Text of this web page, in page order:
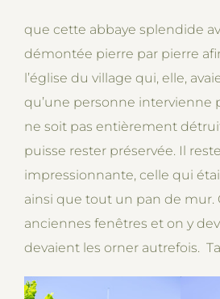
que cette abbaye splendide
démontée pierre par pierre
l’église du village qui, elle,
qu’une personne intervienne
ne soit pas entièrement
puisse rester préservée. Il
impressionnante, celle qui
ainsi que tout un pan de mur.
anciennes fenêtres et on y
devaient les orner autrefois.